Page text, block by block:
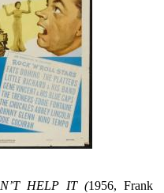
HELP IT (1956, Frank